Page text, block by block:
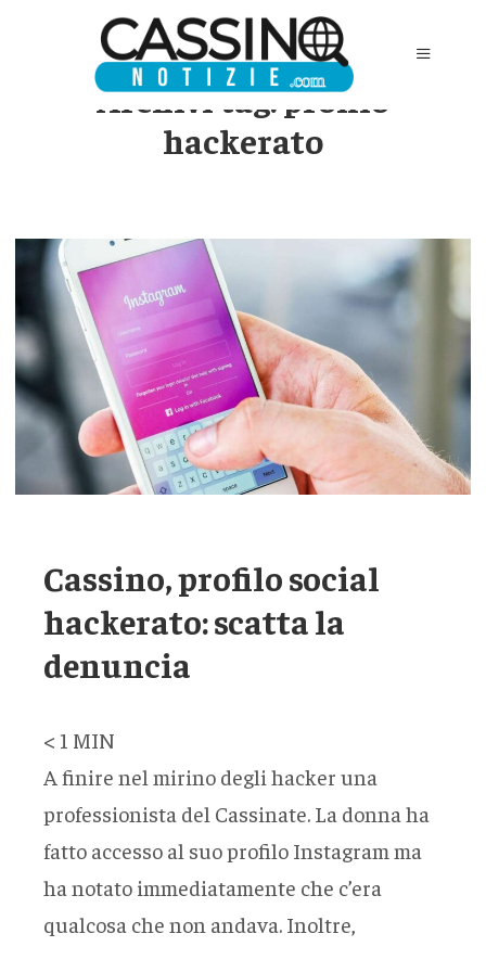
Archivi tag:profilo
hackerato
Cassino, profilo social
hackerato: scatta la
denuncia
< 1 MIN
A finire nel mirino degli hacker una
professionista del Cassinate. La donna ha
fatto accesso al suo profilo Instagram ma
ha notato immediatamente che c’era
qualcosa che non andava. Inoltre,